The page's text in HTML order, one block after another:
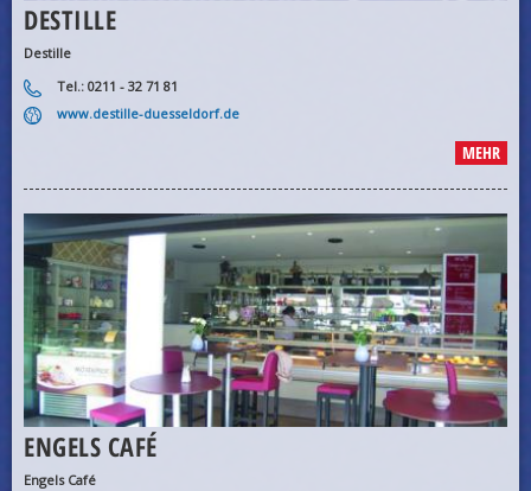
DESTILLE
Destille
Tel.: 0211 - 32 71 81
www.destille-duesseldorf.de
MEHR
ENGELS CAFÉ
Engels Café